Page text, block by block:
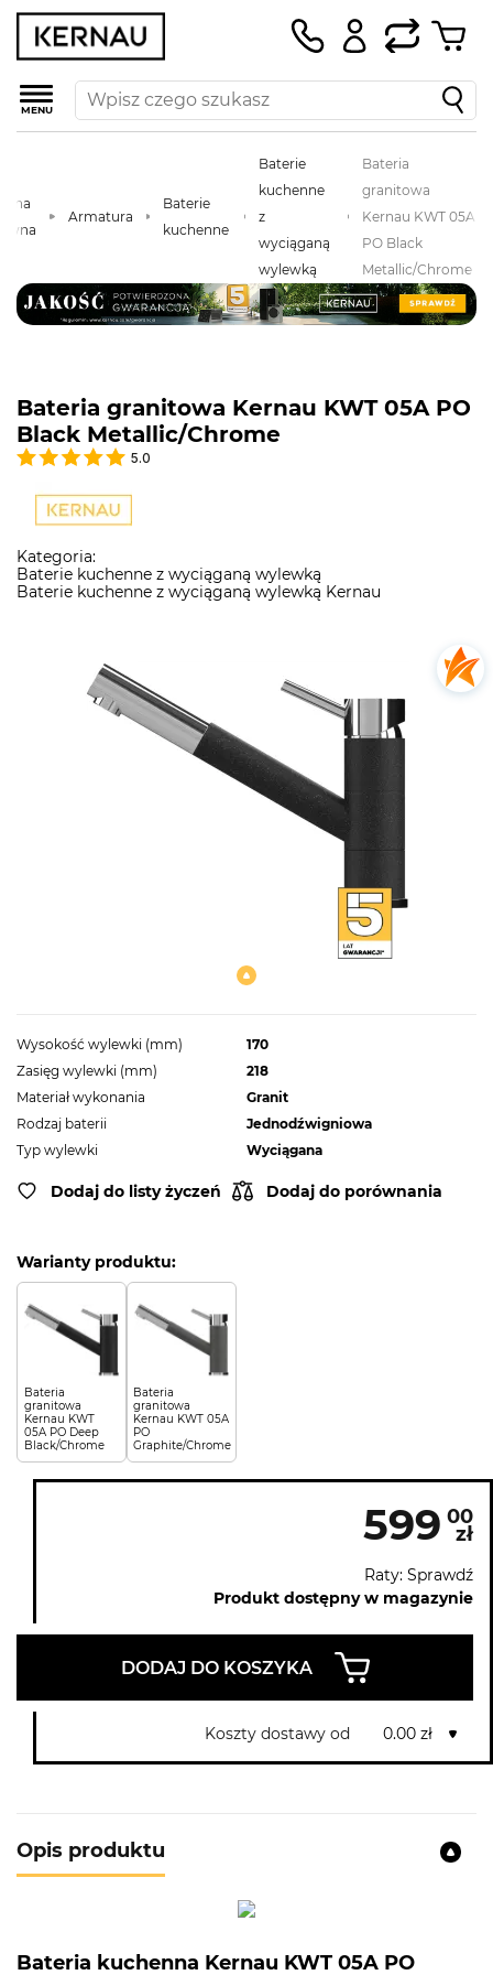
MENU
Armatura
Baterie
kuchenne
Baterie
kuchenne
z
wyciąganą
wylewką
Bateria
granitowa
Kernau KWT 05A
PO Black
Metallic/Chrome
Bateria granitowa Kernau KWT 05A PO
Black Metallic/Chrome
5.0
Kategoria:
Baterie kuchenne z wyciąganą wylewką
Baterie kuchenne z wyciąganą wylewką Kernau
Wysokość wylewki (mm)
170
Zasięg wylewki (mm)
218
Materiał wykonania
Granit
Rodzaj baterii
Jednodźwigniowa
Typ wylewki
Wyciągana
Dodaj do listy życzeń Dodaj do porównania
Warianty produktu:
Bateria
granitowa
Kernau KWT
05A PO Deep
Black/Chrome
Bateria
granitowa
Kernau KWT 05A
PO
Graphite/Chrome
599 00
zł
Raty: Sprawdź
Produkt dostępny w magazynie
DODAJ DO KOSZYKA
Koszty dostawy od 0.00 zł
Opis produktu
Bateria kuchenna Kernau KWT 05A PO